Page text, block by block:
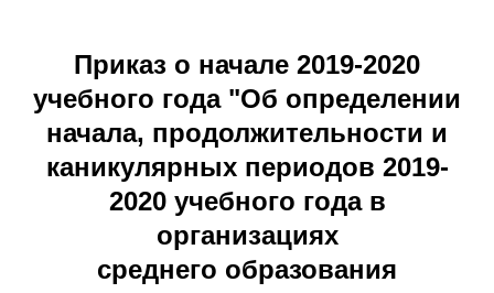
Приказ о начале 2019-2020
учебного года "Об определении
начала, продолжительности и
каникулярных периодов 2019-
2020 учебного года в
организациях
среднего образования